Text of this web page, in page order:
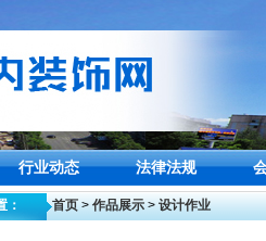
行业动态 法律法规
： 首页 > 作品展示> 设计作业